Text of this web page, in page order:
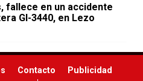
fallece en un accidente
GI-3440, en Lezo
Contacto
Publicidad